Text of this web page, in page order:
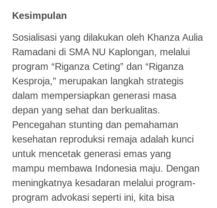
Kesimpulan
Sosialisasi yang dilakukan oleh Khanza Aulia
Ramadani di SMA NU Kaplongan, melalui
program “Riganza Ceting” dan “Riganza
Kesproja,” merupakan langkah strategis
dalam mempersiapkan generasi masa
depan yang sehat dan berkualitas.
Pencegahan stunting dan pemahaman
kesehatan reproduksi remaja adalah kunci
untuk mencetak generasi emas yang
mampu membawa Indonesia maju. Dengan
meningkatnya kesadaran melalui program-
program advokasi seperti ini, kita bisa